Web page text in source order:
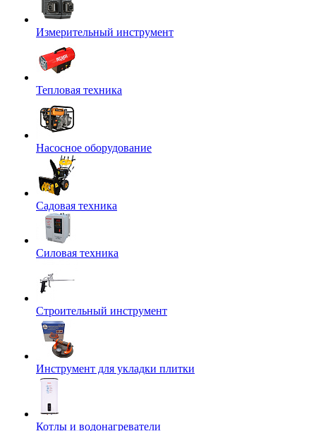
Измерительный инструмент
Тепловая техника
Насосное оборудование
Садовая техника
Силовая техника
Строительный инструмент
Инструмент для укладки плитки
Котлы и водонагреватели